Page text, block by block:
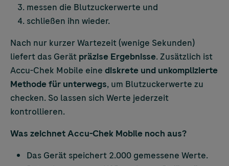
messen die Blutzuckerwerte und
schließen ihn wieder.
Nach nur kurzer Wartezeit (wenige Sekunden)
liefert das Gerät präzise Ergebnisse. Zusätzlich ist
Accu-Chek Mobile eine diskrete und unkomplizierte
Methode für unterwegs, um Blutzuckerwerte zu
checken. So lassen sich Werte jederzeit
kontrollieren.
Was zeichnetAccu-Chek Mobile noch aus?
Das Gerät speichert 2.000 gemessene Werte.